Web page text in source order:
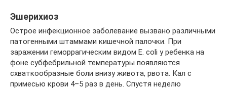
Эшерихиоз
Острое инфекционное заболевание вызвано различными
патогенными штаммами кишечной палочки. При
заражении геморрагическим видом E. coli у ребенка на
фоне субфебрильной температуры появляются
схваткообразные боли внизу живота, рвота. Кал с
примесью крови 4–5 раз в день. Спустя неделю